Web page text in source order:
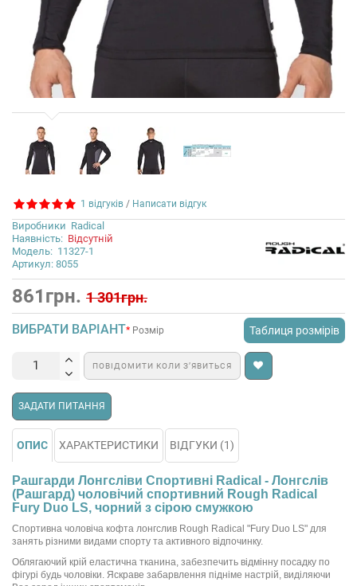
1 відгуків / Написати відгук
Виробники Radical
Наявність: Відсутній
Модель: 11327-1
Артикул: 8055
861грн. 1 301грн.
ВИБРАТИ ВАРІАНТ Таблиця розмірів
Розмір
ПОВІДОМИТИ КОЛИ З’ЯВИТЬСЯ
ЗАДАТИ ПИТАННЯ
ОПИС ХАРАКТЕРИСТИКИ ВІДГУКИ (1)
Рашгарди Лонгсліви Спортивні Radical - Лонгслів
(Рашгард) чоловічий спортивний Rough Radical
Fury Duo LS, чорний з сірою смужкою
Спортивна чоловіча кофта лонгслив Rough Radical "Fury Duo LS" для
занять різними видами спорту та активного відпочинку.
Облягаючий крій еластична тканина, забезпечить відмінну посадку по
фігурі будь чоловіки. Яскраве забарвлення підніме настрій, виділяючи